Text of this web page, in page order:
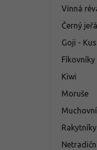
Vinná
Černý
Goji -
Fíkovníky
Kiwi
Moruše
Rakytníky